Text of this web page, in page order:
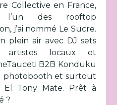
Collective en France,
l’un des rooftop
j’ai nommé Le Sucre.
plein air avec DJ sets
locaux et
B2B Konduku
photobooth et surtout
El Tony Mate. Prêt à
?